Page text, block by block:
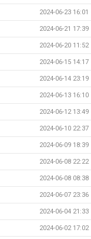
2024-06-23 16:01
2024-06-21 17:39
2024-06-20 11:52
2024-06-15 14:17
2024-06-14 23:19
2024-06-13 16:10
2024-06-12 13:49
2024-06-10 22:37
2024-06-09 18:39
2024-06-08 22:22
2024-06-08 08:38
2024-06-07 23:36
2024-06-04 21:33
2024-06-02 17:02